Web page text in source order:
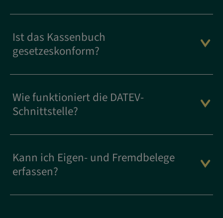
Ist das Kassenbuch
gesetzeskonform?
Wie funktioniert die DATEV-
Schnittstelle?
Kann ich Eigen- und Fremdbelege
erfassen?